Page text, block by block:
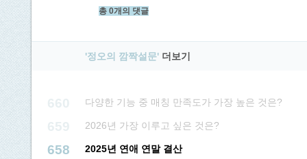
총 0개의 댓글
'정오의 깜짝설문' 더보기
다양한 기능 중 매칭 만족도가 가장 높은 것은?
2026년 가장 이루고 싶은 것은?
658 2025년 연애 연말 결산